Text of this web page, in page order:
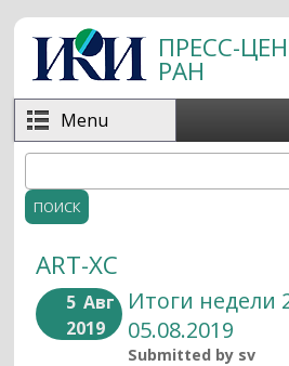
Перейти к основному содержанию
ПРЕСС-
РАН
Menu
Форма поиска
ART-XC
5 Авг
2019
Итоги недели
05.08.2019
Submitted by sv